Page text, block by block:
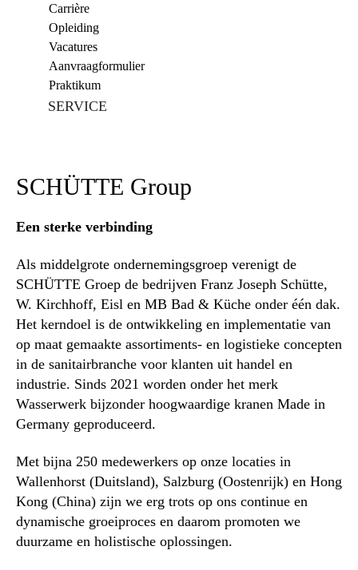
Carrière
Opleiding
Vacatures
Aanvraagformulier
Praktikum
SERVICE
SCHÜTTE Group
Een sterke verbinding
Als middelgrote ondernemingsgroep verenigt de
SCHÜTTE Groep de bedrijven Franz Joseph Schütte,
W. Kirchhoff, Eisl en MB Bad & Küche onder één dak.
Het kerndoel is de ontwikkeling en implementatie van
op maat gemaakte assortiments- en logistieke concepten
in de sanitairbranche voor klanten uit handel en
industrie. Sinds 2021 worden onder het merk
Wasserwerk bijzonder hoogwaardige kranen Made in
Germany geproduceerd.
Met bijna 250 medewerkers op onze locaties in
Wallenhorst (Duitsland), Salzburg (Oostenrijk) en Hong
Kong (China) zijn we erg trots op ons continue en
dynamische groeiproces en daarom promoten we
duurzame en holistische oplossingen.